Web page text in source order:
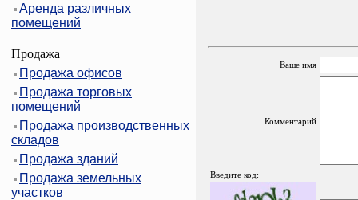
Аренда различных
помещений
Продажа
Продажа офисов
Продажа торговых
помещений
Продажа производственных
складов
Продажа зданий
Продажа земельных
участков
Ваше имя
Комментарий
Введите код: